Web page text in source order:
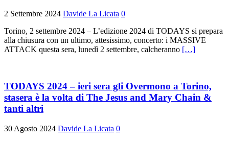
2 Settembre 2024 Davide La Licata 0
Torino, 2 settembre 2024 – L’edizione 2024 di TODAYS si prepara
alla chiusura con un ultimo, attesissimo, concerto: i MASSIVE
ATTACK questa sera, lunedì 2 settembre, calcheranno […]
TODAYS 2024 – ieri sera gli Overmono a Torino,
stasera è la volta di The Jesus and Mary Chain &
tanti altri
30 Agosto 2024 Davide La Licata 0